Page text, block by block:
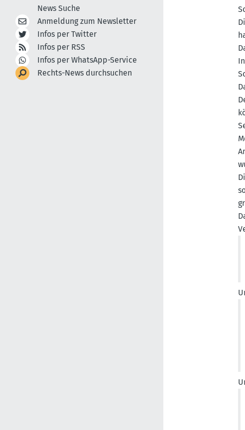
News Suche
Anmeldung zum Newsletter
Infos per Twitter
Infos per RSS
Infos per WhatsApp-Service
Rechts-News durchsuchen